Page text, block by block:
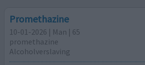
Promethazine
10-01-2026 | Man | 65
promethazine
Alcoholverslaving